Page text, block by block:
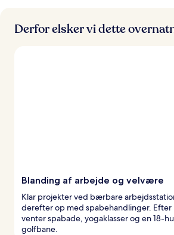
d
e
Derfor elsker vi dette
Blanding af arbejde og velvære
Klar projekter ved bærbare
derefter op med spabehandlinger. Efter
venter spabade, yogaklasser og en 18-
golfbane.